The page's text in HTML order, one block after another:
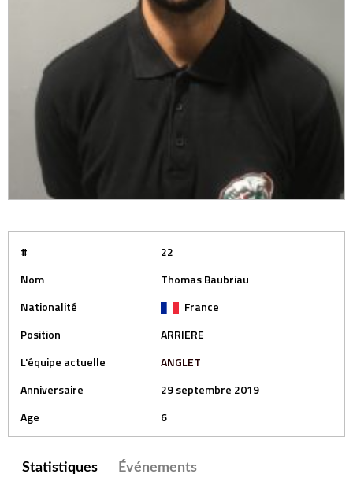
#
22
Nom
Thomas Baubriau
Nationalité
France
Position
ARRIERE
L'équipe actuelle
ANGLET
Anniversaire
29 septembre 2019
Age
6
Statistiques Événements